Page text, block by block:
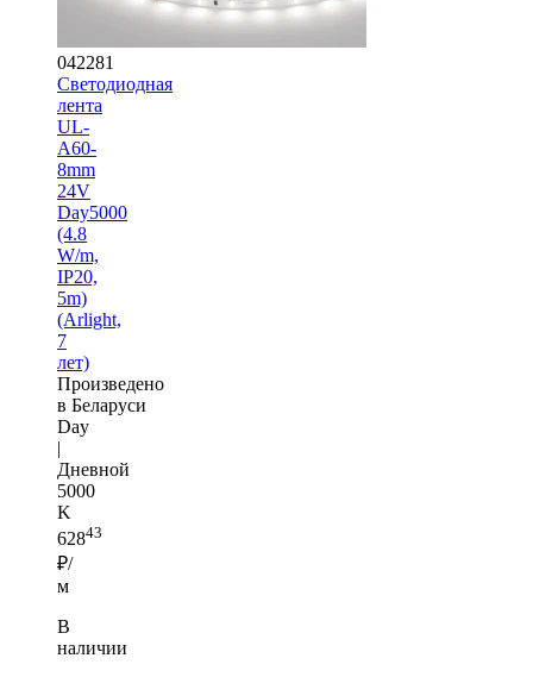
042281
Светодиодная
лента
UL-
A60-
8mm
24V
Day5000
(4.8
W/m,
IP20,
5m)
(Arlight,
7
лет)
Произведено
в Беларуси
Day
|
Дневной
5000
K
62843
₽/
м
В
наличии